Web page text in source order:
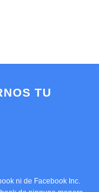
TU
ni de Facebook Inc.